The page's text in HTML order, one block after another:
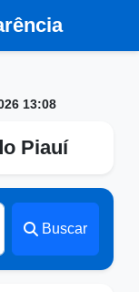
13:08
Piauí
Buscar